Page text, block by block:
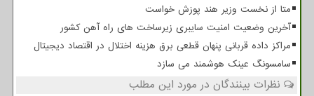
متا از نخست وزیر هند پوزش خواست
آخرین وضعیت امنیت سایبری زیرساخت های راه آهن کشور
مراکز داده قربانی پنهان قطعی برق هزینه اختلال در اقتصاد دیجیتال
سامسونگ عینک هوشمند می سازد
نظرات بینندگان در مورد این مطلب